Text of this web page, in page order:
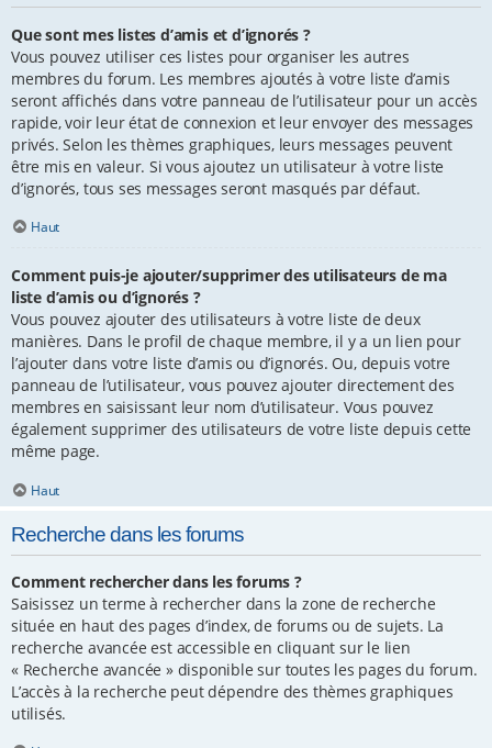
Que sont mes listes d’amis et d’ignorés ?
Vous pouvez utiliser ces listes pour organiser les autres
membres du forum. Les membres ajoutés à votre liste d’amis
seront affichés dans votre panneau de l’utilisateur pour un accès
rapide, voir leur état de connexion et leur envoyer des messages
privés. Selon les thèmes graphiques, leurs messages peuvent
être mis en valeur. Si vous ajoutez un utilisateur à votre liste
d’ignorés, tous ses messages seront masqués par défaut.
Haut
Comment puis-je ajouter/supprimer des utilisateurs de ma
liste d’amis ou d’ignorés ?
Vous pouvez ajouter des utilisateurs à votre liste de deux
manières. Dans le profil de chaque membre, il y a un lien pour
l’ajouter dans votre liste d’amis ou d’ignorés. Ou, depuis votre
panneau de l’utilisateur, vous pouvez ajouter directement des
membres en saisissant leur nom d’utilisateur. Vous pouvez
également supprimer des utilisateurs de votre liste depuis cette
même page.
Haut
Recherche dans les forums
Comment rechercher dans les forums ?
Saisissez un terme à rechercher dans la zone de recherche
située en haut des pages d’index, de forums ou de sujets. La
recherche avancée est accessible en cliquant sur le lien
« Recherche avancée » disponible sur toutes les pages du forum.
L’accès à la recherche peut dépendre des thèmes graphiques
utilisés.